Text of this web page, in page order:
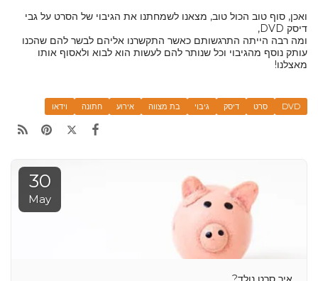
ואכן, סוף טוב הכול טוב, מצאנו לשמחתנו את הגיבוי של הסרט על גבי
דיסק DVD,
ומה רבה הייתה התרגשותם כאשר התקשרנו אליהם לבשר להם שהכנו
עותק נוסף מהגיבוי וכל שנותר להם לעשות הוא לבוא ולאסוף אותו
מאצלנו!
DVD סרט דיסק גיבוי בת מצווה אירוע חתונה וידאו
30
May